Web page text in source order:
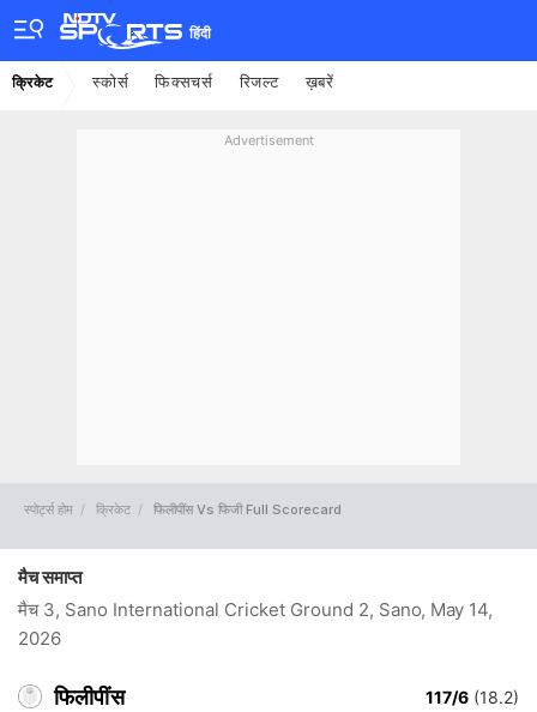
हिंदी
क्रिकेट स्कोर्स फिक्सचर्स रिजल्ट ख़बरें
Advertisement
स्पोर्ट्स होम क्रिकेट फिलीपींस Vs फिजी Full Scorecard
मैच समाप्त
मैच 3, Sano International Cricket Ground 2, Sano, May 14,
2026
फिलीपींस 117/6 (18.2)